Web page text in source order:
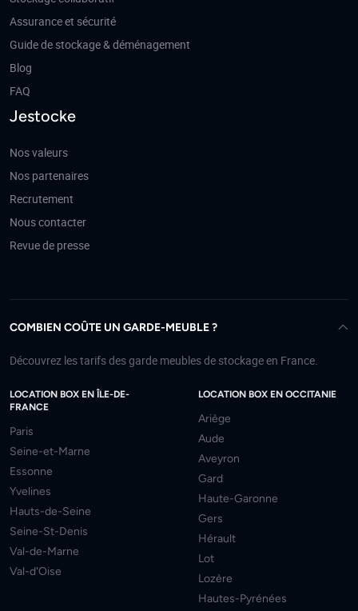
Assurance et sécurité
Guide de stockage & déménagement
Blog
FAQ
Jestocke
Nos valeurs
Nos partenaires
Recrutement
Nous contacter
Revue de presse
COMBIEN COÛTE UN GARDE-MEUBLE ?
Découvrez les tarifs des garde meubles de stockage en France.
LOCATION BOX EN ÎLE-DE-
FRANCE
Paris
Seine-et-Marne
Essonne
Yvelines
Hauts-de-Seine
Seine-St-Denis
Val-de-Marne
Val-d'Oise
LOCATION BOX EN OCCITANIE
Ariège
Aude
Aveyron
Gard
Haute-Garonne
Gers
Hérault
Lot
Lozère
Hautes-Pyrénées